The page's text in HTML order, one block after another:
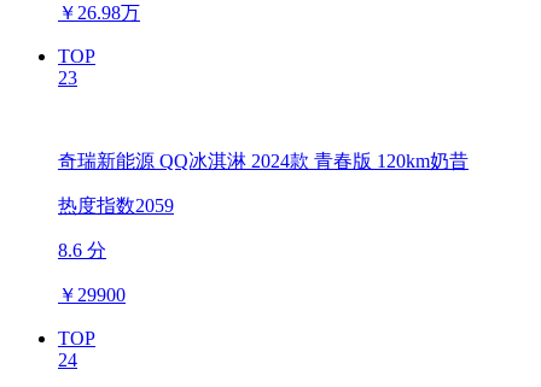
￥ 26.98万
TOP
23
奇瑞新能源 QQ冰淇淋 2024款 青春版 120km奶昔
热度指数2059
8.6 分
￥ 29900
TOP
24